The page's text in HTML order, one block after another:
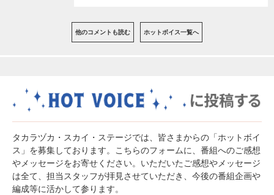
他のコメントも読む ホットボイス一覧へ
タカラヅカ・スカイ・ステージでは、皆さまからの「ホットボイ
ス」を募集しております。こちらのフォームに、番組へのご感想
やメッセージをお寄せください。いただいたご感想やメッセージ
は全て、担当スタッフが拝見させていただき、今後の番組企画や
編成等に活かして参ります。